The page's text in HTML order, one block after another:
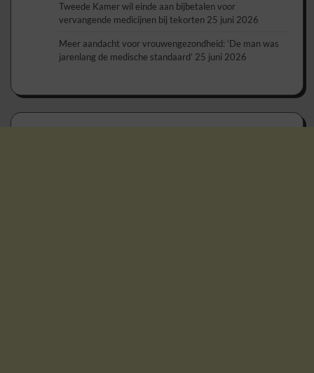
Tweede Kamer wil einde aan bijbetalen voor
vervangende medicijnen bij tekorten 25 juni 2026
Meer aandacht voor vrouwengezondheid: ‘De man was
jarenlang de medische standaard’ 25 juni 2026